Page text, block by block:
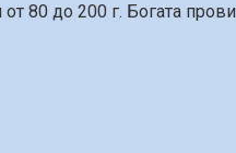
80 до 200 г. Богата